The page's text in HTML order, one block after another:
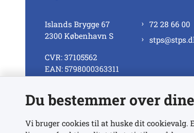
Islands Brygge 67
2300 København S
CVR: 37105562
EAN: 5798000363311
72 28 66 00
Se alle kontaktnumre
Du bestemmer over
Vi bruger cookies til at huske dit